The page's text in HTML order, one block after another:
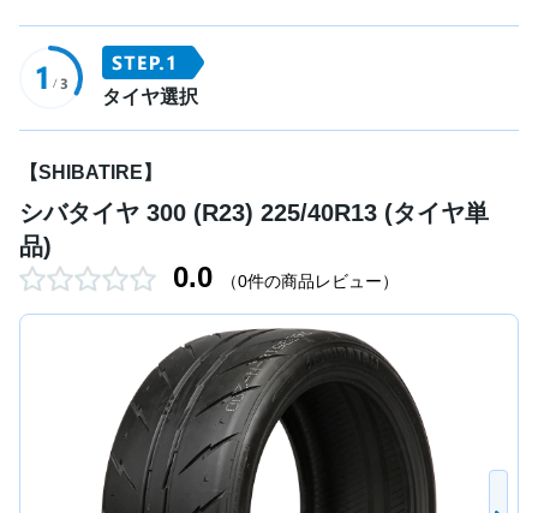
タイヤ選択
【SHIBATIRE】
シバタイヤ 300 (R23) 225/40R13 (タイヤ単
品)
0.0 （0件の商品レビュー）